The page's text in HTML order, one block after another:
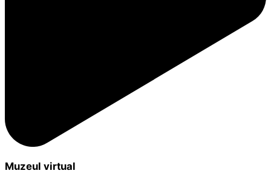
Muzeul virtual